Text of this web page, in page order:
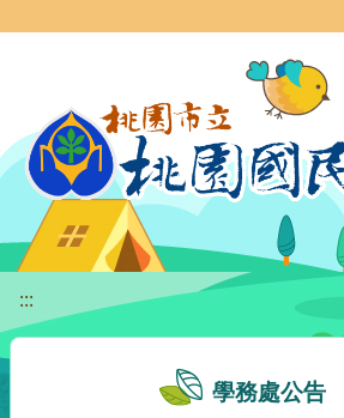
:::
學務處公告